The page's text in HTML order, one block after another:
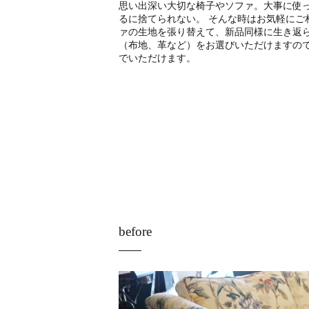
思い出深い大切な椅子やソファ。大事に使
るに捨てられない。 そんな時はお気軽に
ァの生地を張り替えて、新品同様に生き返
（布地、革など）をお選びいただけます
でいただけます。
before